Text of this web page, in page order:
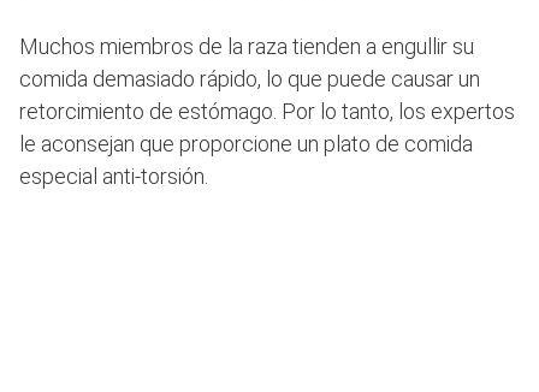
Muchos miembros de la raza tienden a engullir su
comida demasiado rápido, lo que puede causar un
retorcimiento de estómago. Por lo tanto, los expertos
le aconsejan que proporcione un plato de comida
especial anti-torsión.